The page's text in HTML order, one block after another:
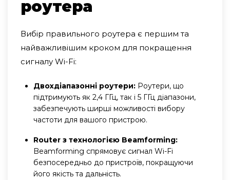
роутера
Вибір правильного роутера є першим та
найважливішим кроком для покращення
сигналу Wi-Fi:
Двохдіапазонні роутери: Роутери, що
підтримують як 2,4 ГГц, так і 5 ГГц діапазони,
забезпечують ширші можливості вибору
частоти для вашого пристрою.
Router з технологією Beamforming:
Beamforming спрямовує сигнал Wi-Fi
безпосередньо до пристроїв, покращуючи
його якість та дальність.